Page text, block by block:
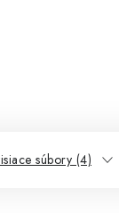
súbory (4)